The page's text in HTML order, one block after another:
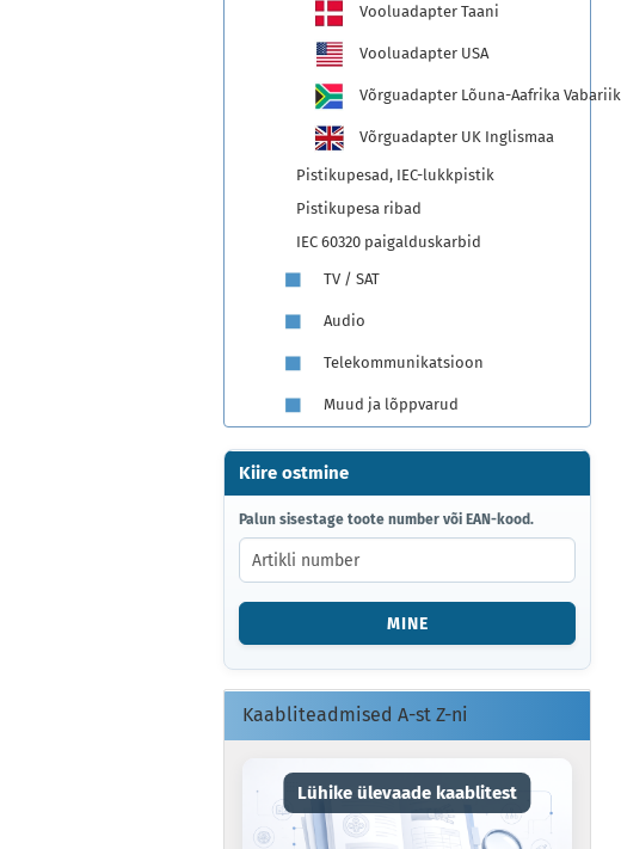
Vooluadapter Taani
Vooluadapter USA
Võrguadapter Lõuna-Aafrika Vabariik
Võrguadapter UK Inglismaa
Pistikupesad, IEC-lukkpistik
Pistikupesa ribad
IEC 60320 paigalduskarbid
TV / SAT
Audio
Telekommunikatsioon
Muud ja lõppvarud
Kiire ostmine
PALUN
SISESTAGE
TOOTE
NUMBER
VÕI
KOOD.
Palun sisestage toote number või EAN-kood.
MINE
Kaabliteadmised A-st Z-ni
Lühike ülevaade kaablitest